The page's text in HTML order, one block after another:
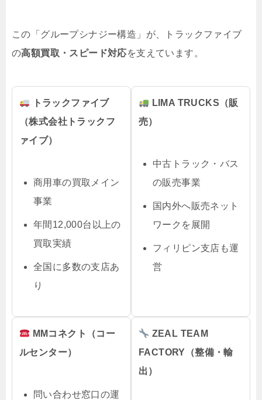
この「グループシナジー構造」が、トラックファイブ
の高額買取・スピード対応を支えています。
トラックファイブ
（株式会社トラックフ
ァイブ）
商用車の買取メイン
事業
年間12,000台以上の
買取実績
全国に多数の支店あ
り
LIMA TRUCKS（販
売）
中古トラック・バス
の販売事業
国内外へ販売ネット
ワークを展開
フィリピン支店も運
営
MMコネクト（コー
ルセンター）
問い合わせ窓口の運
ZEAL TEAM
FACTORY（整備・輸
出）